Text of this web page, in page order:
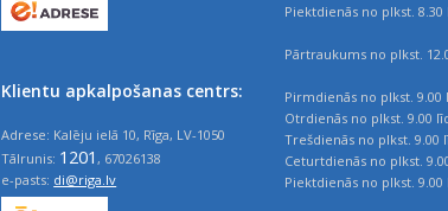
Klientu apkalpošanas centrs:
Adrese: Kalēju ielā 10, Rīga, LV-1050
Tālrunis: 1201 , 67026138
e-pasts: di@riga.lv
Piektdienās no plkst. 8.30
Pārtraukums no plkst.
Pirmdienās no plkst. 9.00
Otrdienās no plkst. 9.00
Trešdienās no plkst. 9.00
Ceturtdienās no plkst.
Piektdienās no plkst. 9.00